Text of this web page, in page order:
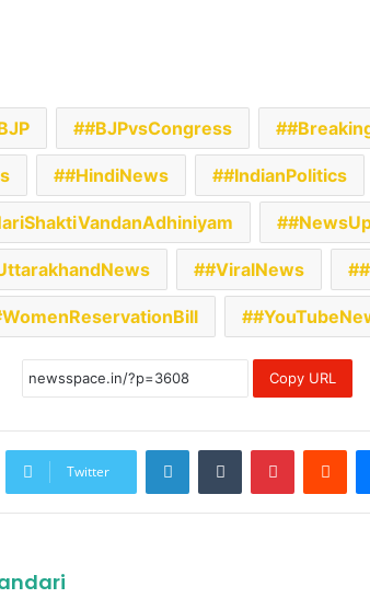
#BJPvsCongress
#HindiNews #IndianPolitics
#ViralNews
Copy URL
Twitter
LinkedInTumblr Pinterest